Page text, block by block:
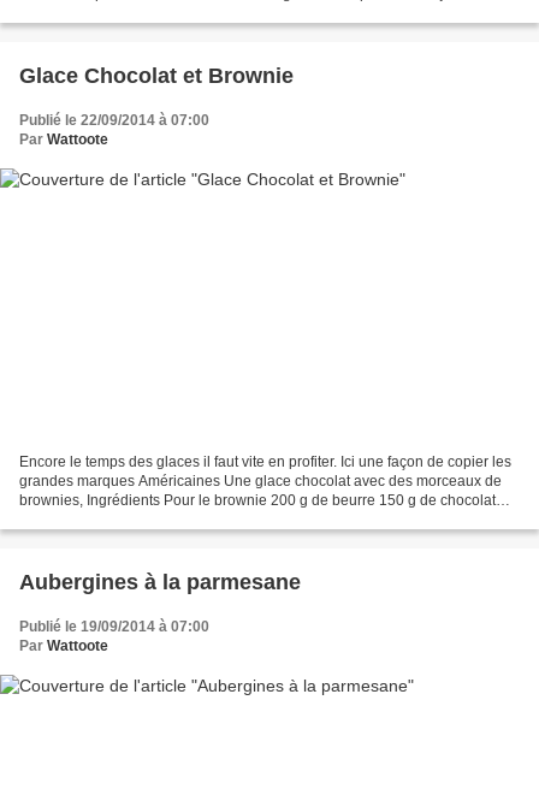
Glace Chocolat et Brownie
Publié le 22/09/2014 à 07:00
Par Wattoote
Encore le temps des glaces il faut vite en profiter. Ici une façon de copier les
grandes marques Américaines Une glace chocolat avec des morceaux de
brownies, Ingrédients Pour le brownie 200 g de beurre 150 g de chocolat
Aubergines à la parmesane
Publié le 19/09/2014 à 07:00
Par Wattoote